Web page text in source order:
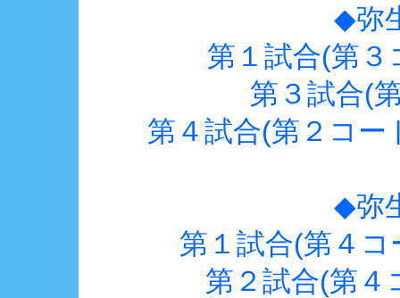
◆弥
第１試合(第３
第３試合(
第４試合(第２コ
◆弥
第１試合(第４
第２試合(第４